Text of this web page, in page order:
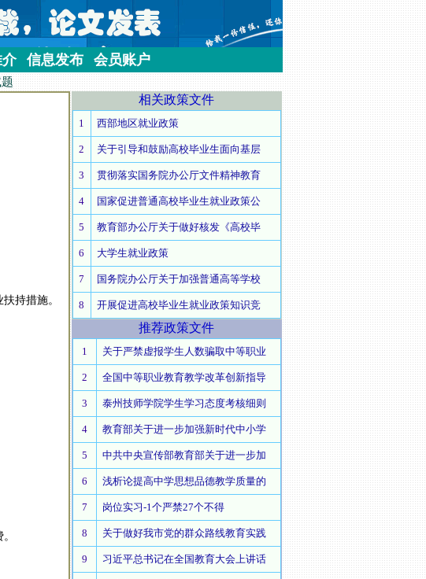
信息发布 会员账户
持措施。
相关政策文件
1 西部地区就业政策
2 关于引导和鼓励高校毕业生面向基层
3 贯彻落实国务院办公厅文件精神教育
4 国家促进普通高校毕业生就业政策公
5 教育部办公厅关于做好核发《高校毕
6 大学生就业政策
7 国务院办公厅关于加强普通高等学校
8 开展促进高校毕业生就业政策知识竞
推荐政策文件
1 关于严禁虚报学生人数骗取中等职业
2 全国中等职业教育教学改革创新指导
3 泰州技师学院学生学习态度考核细则
4 教育部关于进一步加强新时代中小学
5 中共中央宣传部教育部关于进一步加
6 浅析论提高中学思想品德教学质量的
7 岗位实习-1个严禁27个不得
8 关于做好我市党的群众路线教育实践
9 习近平总书记在全国教育大会上讲话